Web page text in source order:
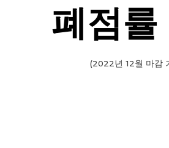
폐점률
(2022년 12월 마감